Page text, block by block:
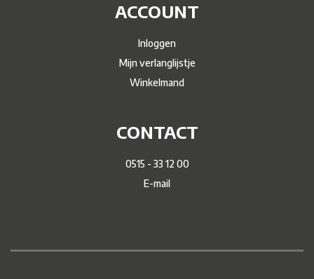
ACCOUNT
Inloggen
Mijn verlanglijstje
Winkelmand
CONTACT
0515 - 33 12 00
E-mail